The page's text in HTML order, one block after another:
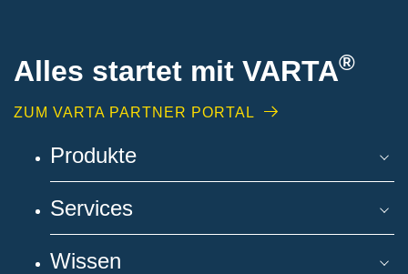
Alles startet mit VARTA®
ZUM VARTA PARTNER PORTAL
Produkte
Services
Wissen